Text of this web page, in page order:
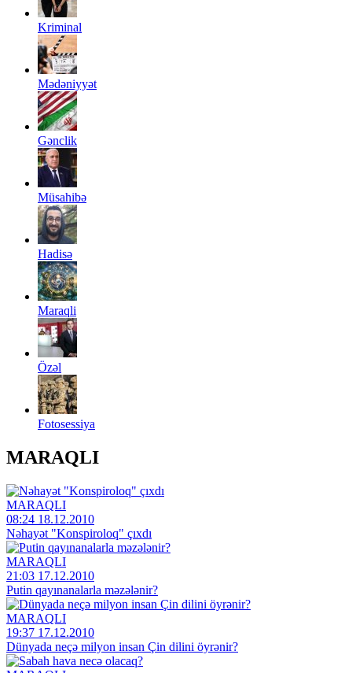
Kriminal
Mədəniyyət
Gənclik
Müsahibə
Hadisə
Maraqli
Özəl
Fotosessiya
MARAQLI
MARAQLI
08:24 18.12.2010
Nəhayət "Konspiroloq" çıxdı
MARAQLI
21:03 17.12.2010
Putin qayınanalarla məzələnir?
MARAQLI
19:37 17.12.2010
Dünyada neçə milyon insan Çin dilini öyrənir?